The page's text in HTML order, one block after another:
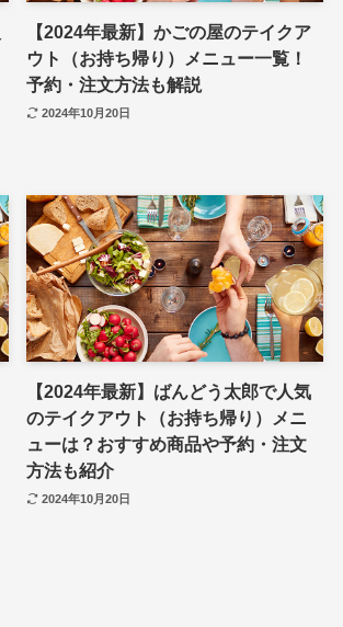
【2024年最新】かごの屋のテイクア
ウト（お持ち帰り）メニュー一覧！
予約・注文方法も解説
2024年10月20日
【2024年最新】ばんどう太郎で人気
のテイクアウト（お持ち帰り）メニ
ューは？おすすめ商品や予約・注文
方法も紹介
2024年10月20日